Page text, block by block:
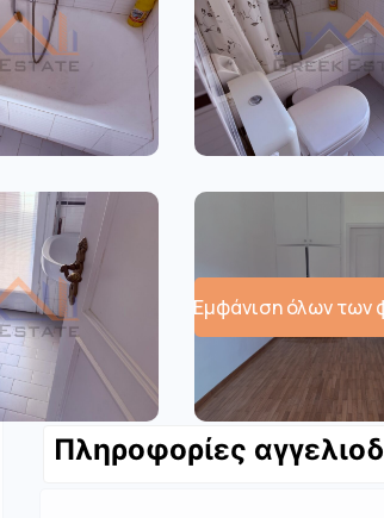
Εμφάνιση όλων των
Πληροφορίες